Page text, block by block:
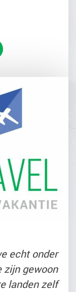
echt onder
zijn gewoon
landen zelf